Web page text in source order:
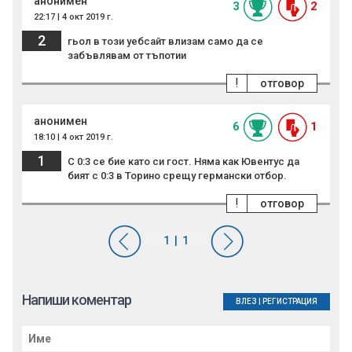
22:17 | 4 окт 2019 г.
3 2
2
гьол в този уебсайт влизам само да се
забъвлявам от тъпотии
отговор
!
анонимен
18:10 | 4 окт 2019 г.
6 1
1
С 0:3 се бие като си гост. Няма как Ювентус да
бият с 0:3 в Торино срещу германски отбор.
отговор
!
Напиши коментар ВЛЕЗ РЕГИСТРАЦИЯ